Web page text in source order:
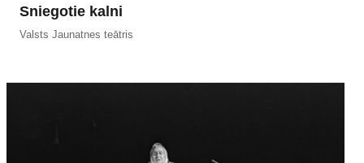
Sniegotie kalni
Valsts Jaunatnes teātris